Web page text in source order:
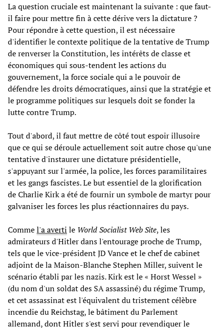
La question cruciale est maintenant la suivante : que faut-
il faire pour mettre fin à cette dérive vers la dictature ?
Pour répondre à cette question, il est nécessaire
d'identifier le contexte politique de la tentative de Trump
de renverser la Constitution, les intérêts de classe et
économiques qui sous-tendent les actions du
gouvernement, la force sociale qui a le pouvoir de
défendre les droits démocratiques, ainsi que la stratégie et
le programme politiques sur lesquels doit se fonder la
lutte contre Trump.
Tout d'abord, il faut mettre de côté tout espoir illusoire
que ce qui se déroule actuellement soit autre chose qu'une
tentative d'instaurer une dictature présidentielle,
s'appuyant sur l'armée, la police, les forces paramilitaires
et les gangs fascistes. Le but essentiel de la glorification
de Charlie Kirk a été de fournir un symbole de martyr pour
galvaniser les forces les plus réactionnaires du pays.
Commel'a averti le World Socialist Web Site, les
admirateurs d'Hitler dans l'entourage proche de Trump,
tels que le vice-président JD Vance et le chef de cabinet
adjoint de la Maison-Blanche Stephen Miller, suivent le
scénario établi par les nazis. Kirk est le « Horst Wessel »
(du nom d'un soldat des SA assassiné) du régime Trump,
et cet assassinat est l'équivalent du tristement célèbre
incendie du Reichstag, le bâtiment du Parlement
allemand, dont Hitler s'est servi pour revendiquer le